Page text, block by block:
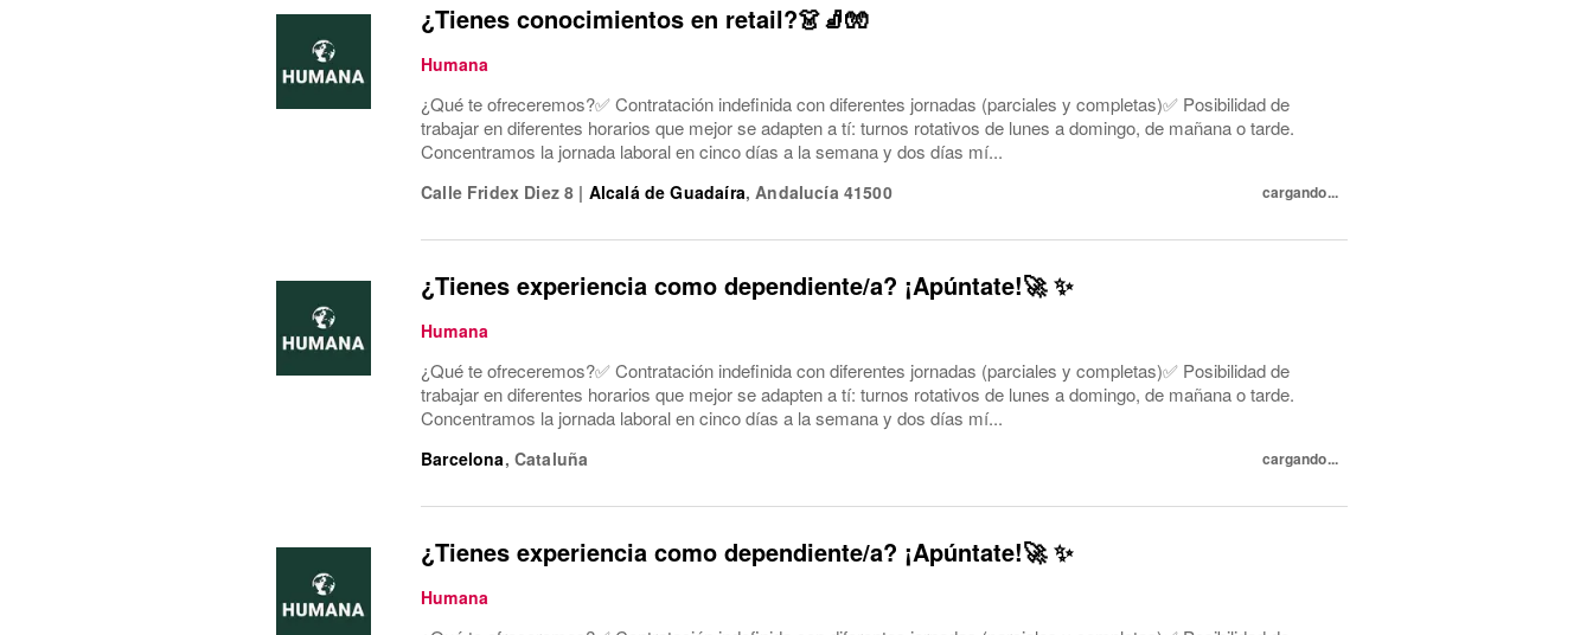
¿Tienes conocimientos en retail?👗🧦🧤
Humana
¿Qué te ofreceremos?✅ Contratación indefinida con diferentes jornadas (parciales y completas)✅ Posibilidad de
trabajar en diferentes horarios que mejor se adapten a tí: turnos rotativos de lunes a domingo, de mañana o tarde.
Concentramos la jornada laboral en cinco días a la semana y dos días mí...
Calle Fridex Diez 8 | Alcalá de Guadaíra,Andalucía 41500 cargando...
¿Tienes experiencia como dependiente/a? ¡Apúntate!🚀 ✨
Humana
¿Qué te ofreceremos?✅ Contratación indefinida con diferentes jornadas (parciales y completas)✅ Posibilidad de
trabajar en diferentes horarios que mejor se adapten a tí: turnos rotativos de lunes a domingo, de mañana o tarde.
Concentramos la jornada laboral en cinco días a la semana y dos días mí...
Barcelona, Cataluña cargando...
¿Tienes experiencia como dependiente/a? ¡Apúntate!🚀 ✨
Humana